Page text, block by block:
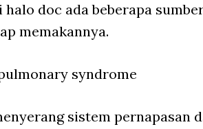
doc ada beberapa
memakannya.
syndrome
sistem pernapasan